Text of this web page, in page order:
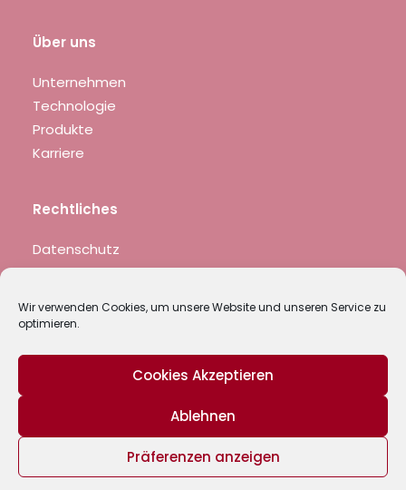
Wir verwenden Cookies, um unsere Website und unseren Service zu
optimieren.
Cookies Akzeptieren
Ablehnen
Präferenzen anzeigen
Über uns
Unternehmen
Technologie
Produkte
Karriere
Rechtliches
Datenschutz
Impressum
© 2022 mk Solutions All rights reserved